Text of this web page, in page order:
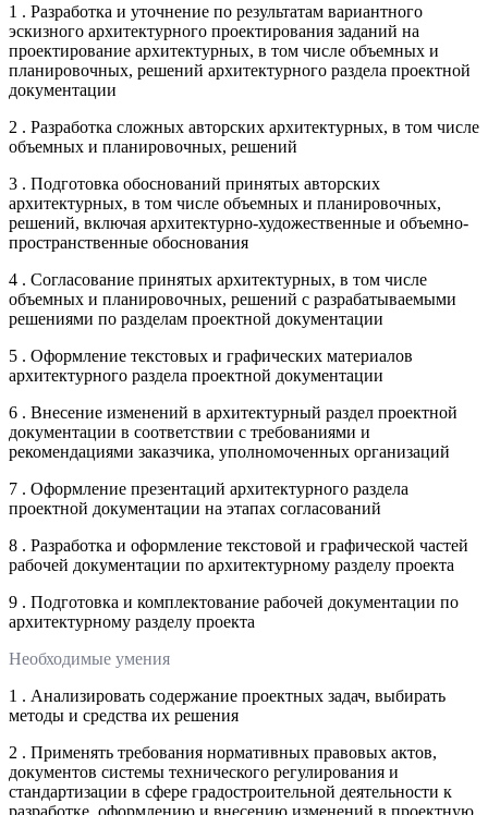
1 . Разработка и уточнение по результатам вариантного
эскизного архитектурного проектирования заданий на
проектирование архитектурных, в том числе объемных и
планировочных, решений архитектурного раздела проектной
документации
2 . Разработка сложных авторских архитектурных, в том числе
объемных и планировочных, решений
3 . Подготовка обоснований принятых авторских
архитектурных, в том числе объемных и планировочных,
решений, включая архитектурно-художественные и объемно-
пространственные обоснования
4 . Согласование принятых архитектурных, в том числе
объемных и планировочных, решений с разрабатываемыми
решениями по разделам проектной документации
5 . Оформление текстовых и графических материалов
архитектурного раздела проектной документации
6 . Внесение изменений в архитектурный раздел проектной
документации в соответствии с требованиями и
рекомендациями заказчика, уполномоченных организаций
7 . Оформление презентаций архитектурного раздела
проектной документации на этапах согласований
8 . Разработка и оформление текстовой и графической частей
рабочей документации по архитектурному разделу проекта
9 . Подготовка и комплектование рабочей документации по
архитектурному разделу проекта
Необходимые умения
1 . Анализировать содержание проектных задач, выбирать
методы и средства их решения
2 . Применять требования нормативных правовых актов,
документов системы технического регулирования и
стандартизации в сфере градостроительной деятельности к
разработке, оформлению и внесению изменений в проектную